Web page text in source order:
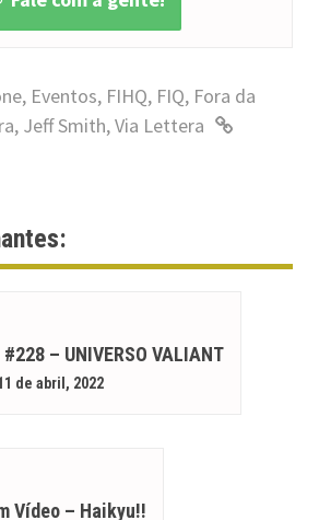
, Eventos, FIHQ, FIQ, Fora da
, Jeff Smith,Via Lettera
– UNIVERSO VALIANT
de abril, 2022
Vídeo – Haikyu!!